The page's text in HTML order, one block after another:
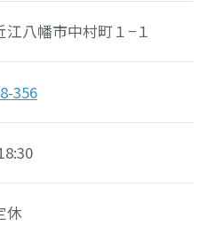
江八幡市中村町１−１
356
休